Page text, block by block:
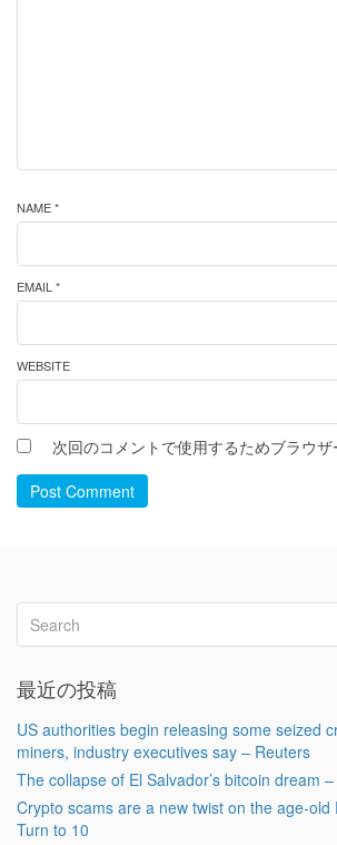
NAME *
EMAIL *
WEBSITE
次回のコメントで使用するためブラウ
Post Comment
最近の投稿
US authorities begin releasing some seized
miners, industry executives say – Reuters
The collapse of El Salvador’s bitcoin dream
Crypto scams are a new twist on the age-old
Turn to 10